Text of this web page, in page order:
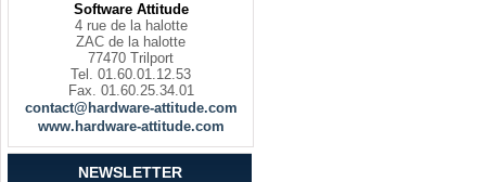
Software Attitude
4 rue de la halotte
ZAC de la halotte
77470 Trilport
Tel. 01.60.01.12.53
Fax. 01.60.25.34.01
contact@hardware-attitude.com
www.hardware-attitude.com
NEWSLETTER